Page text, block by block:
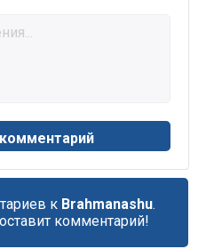
к Brahmanashu.
комментарий!